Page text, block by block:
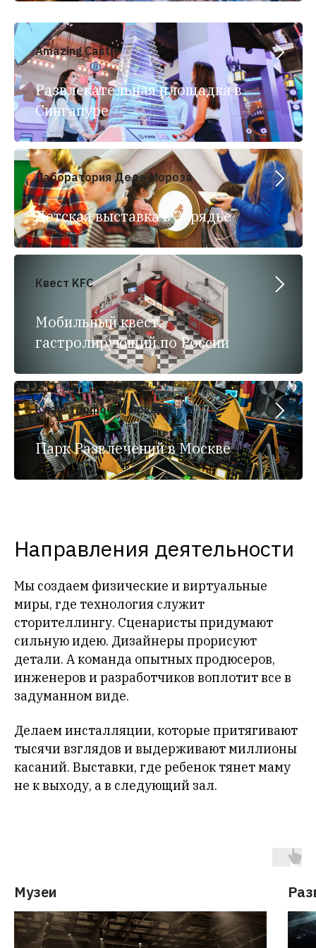
Amazing Castle
Развлекательная площадка в
Сингапуре
Лаборатория Деда Мороза
Детская выставка в Зарядье
Квест KFC
Мобильный квест,
гастролирующий по России
Клаустрофобия Аркада
Парк Развлечений в Москве
Направления деятельности
Мы создаем физические и виртуальные
миры, где технология служит
сторителлингу. Сценаристы придумают
сильную идею. Дизайнеры прорисуют
детали. А команда опытных продюсеров,
инженеров и разработчиков воплотит все в
задуманном виде.
Делаем инсталляции, которые притягивают
тысячи взглядов и выдерживают миллионы
касаний. Выставки, где ребенок тянет маму
не к выходу, а в следующий зал.
Музеи